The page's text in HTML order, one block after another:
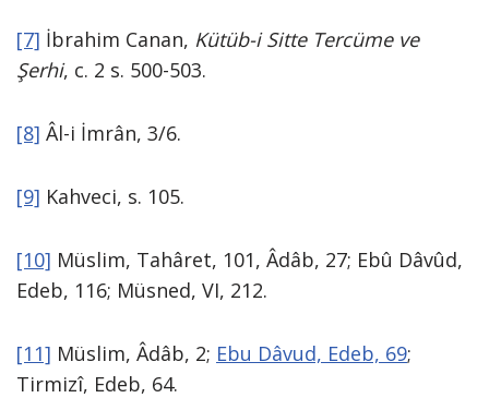
[7] İbrahim Canan, Kütüb-i Sitte Tercüme ve
Şerhi, c. 2 s. 500-503.
[8] Âl-i İmrân, 3/6.
[9] Kahveci, s. 105.
[10] Müslim, Tahâret, 101, Âdâb, 27; Ebû Dâvûd,
Edeb, 116; Müsned, VI, 212.
[11] Müslim, Âdâb, 2; Ebu Dâvud, Edeb, 69;
Tirmizî, Edeb, 64.